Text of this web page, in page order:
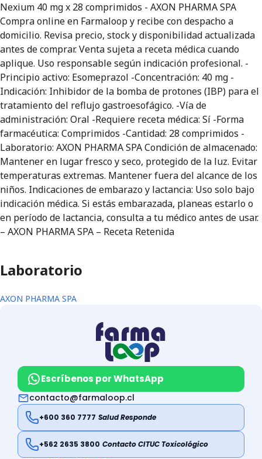
Nexium 40 mg x 28 comprimidos - AXON PHARMA SPA
Compra online en Farmaloop y recibe con despacho a
domicilio. Revisa precio, stock y disponibilidad actualizada
antes de comprar. Venta sujeta a receta médica cuando
aplique. Uso responsable según indicación profesional. -
Principio activo: Esomeprazol -Concentración: 40 mg -
Indicación: Inhibidor de la bomba de protones (IBP) para el
tratamiento del reflujo gastroesofágico. -Vía de
administración: Oral -Requiere receta médica: Sí -Forma
farmacéutica: Comprimidos -Cantidad: 28 comprimidos -
Laboratorio: AXON PHARMA SPA Condición de almacenado:
Mantener en lugar fresco y seco, protegido de la luz. Evitar
temperaturas extremas. Mantener fuera del alcance de los
niños. Indicaciones de embarazo y lactancia: Uso solo bajo
indicación médica. Si estás embarazada, planeas estarlo o
en período de lactancia, consulta a tu médico antes de usar.
– AXON PHARMA SPA – Receta Retenida
Laboratorio
AXON PHARMA SPA
Escríbenos por WhatsApp
contacto@farmaloop.cl
+600 360 7777 Salud Responde
+562 2635 3800 Contacto CITUC Toxicológico